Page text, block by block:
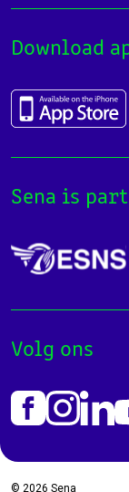
Download
Sena is
Volg ons
© 2026 Sena